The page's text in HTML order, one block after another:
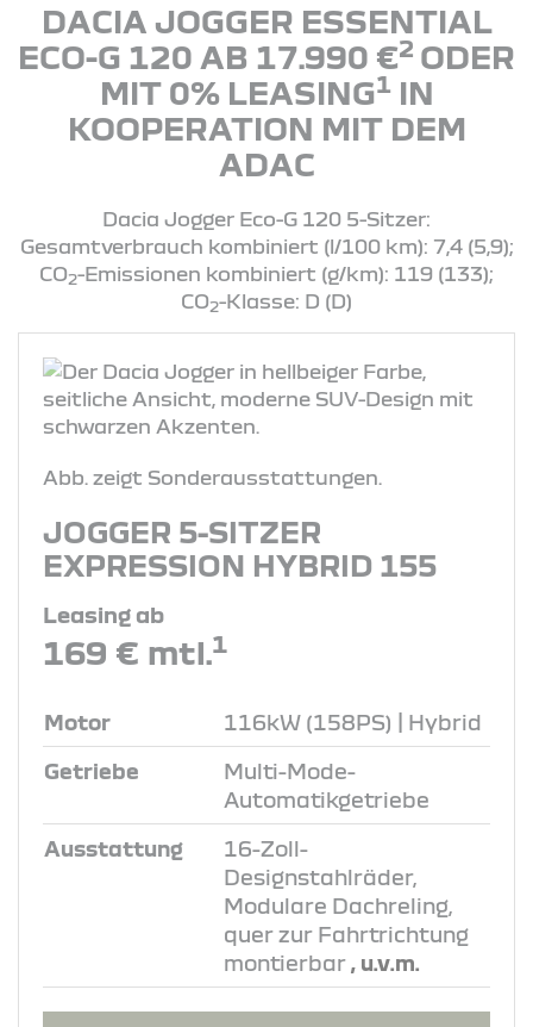
DACIA JOGGER ESSENTIAL
ECO-G 120 AB 17.990 €2 ODER
MIT 0% LEASING1IN
KOOPERATION MIT DEM
ADAC
Dacia Jogger Eco-G 120 5-Sitzer:
Gesamtverbrauch kombiniert (l/100 km): 7,4 (5,9);
CO2-Emissionen kombiniert (g/km): 119 (133);
CO2-Klasse: D (D)
Abb. zeigt Sonderausstattungen.
JOGGER 5-SITZER
EXPRESSION HYBRID 155
Leasing ab
169 € mtl.1
Motor 116kW (158PS) | Hybrid
Getriebe
Multi-Mode-
Automatikgetriebe
Ausstattung
16-Zoll-
Designstahlräder,
Modulare Dachreling,
quer zur Fahrtrichtung
montierbar , u.v.m.